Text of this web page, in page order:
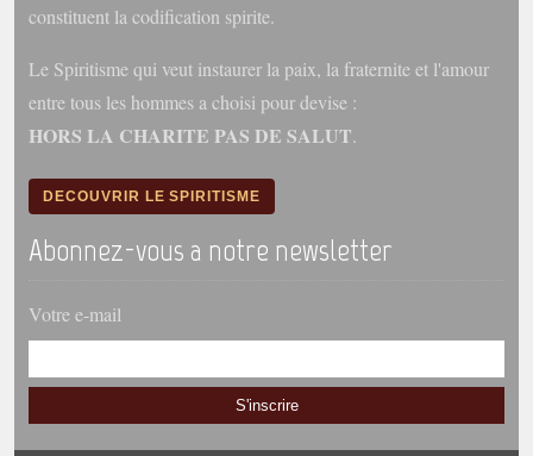
constituent la codification spirite.
Le Spiritisme qui veut instaurer la paix, la fraternite et l'amour
entre tous les hommes a choisi pour devise :
HORS LA CHARITE PAS DE SALUT.
DECOUVRIR LE SPIRITISME
Abonnez-vous a notre newsletter
Votre e-mail
S'inscrire